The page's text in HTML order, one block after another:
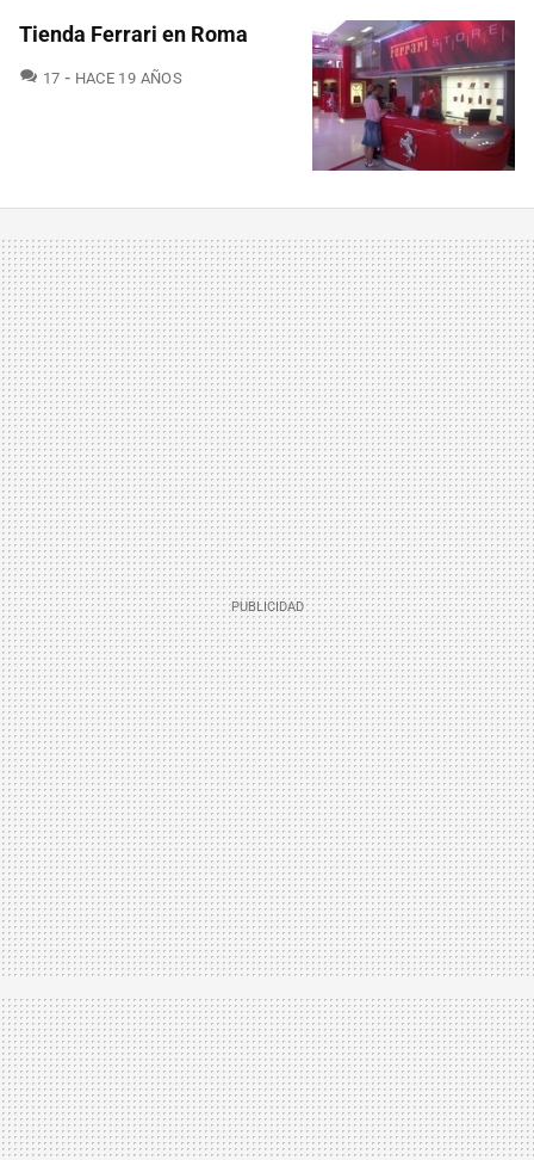
Tienda Ferrari en Roma
17 COMENTARIOS
HACE 19 AÑOS